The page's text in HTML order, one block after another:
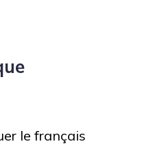
le français